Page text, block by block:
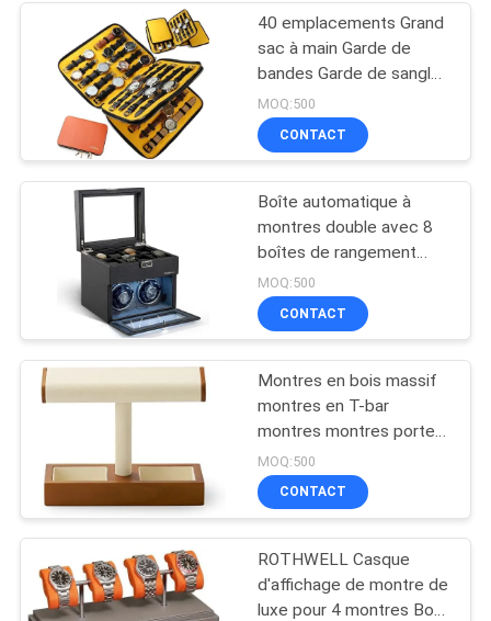
Sacs de banque de
tirette
Sac de lavage
d'article de toilette
23
Non sac à
provisions de textile
tissé
les tailles
40 emplacements Grand
sac à main Garde de
bandes Garde de sangle
Organisateur à double
couche, montre et
sangles Organisateur
MOQ:500
CONTACT
Boîte automatique à
montres double avec 8
boîtes de rangement
supplémentaires, boîte
automatique à montres
double avec organiseur
MOQ:500
CONTACT
Montres en bois massif
montres en T-bar
montres montres porte-
bijoux montres porte-
montres pour hommes
montres porte-montres
hommes
MOQ:500
CONTACT
ROTHWELL Casque
d'affichage de montre de
luxe pour 4 montres Box